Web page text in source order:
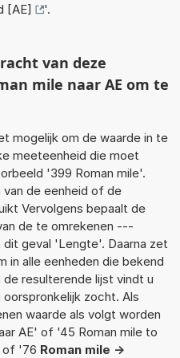
[AE]
'.
van deze
mile naar AE om te
mogelijk om de waarde in te
meeteenheid die moet
'399 Roman mile'.
van de eenheid of de
Vervolgens bepaalt de
de te omrekenen ---
geval 'Lengte'. Daarna zet
in alle eenheden die bekend
de resulterende lijst vindt u
zocht. Als
waarde als volgt worden
AE' of '45 Roman mile to
of '76 Roman mile ->